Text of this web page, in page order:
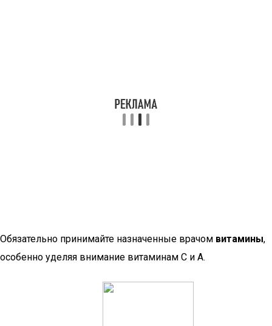
Обязательно принимайте назначенные врачом витамины,
особенно уделяя внимание витаминам С и А.